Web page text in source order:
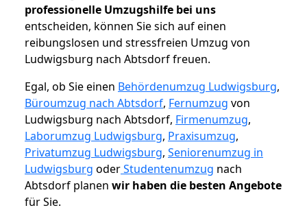
professionelle Umzugshilfe bei uns
entscheiden, können Sie sich auf einen
reibungslosen und stressfreien Umzug von
Ludwigsburg nach Abtsdorf freuen.
Egal, ob Sie einen Behördenumzug Ludwigsburg,
Büroumzug nach Abtsdorf, Fernumzug von
Ludwigsburg nach Abtsdorf, Firmenumzug,
Laborumzug Ludwigsburg, Praxisumzug,
Privatumzug Ludwigsburg, Seniorenumzug in
Ludwigsburg oderStudentenumzug nach
Abtsdorf planen wir haben die besten Angebote
für Sie.